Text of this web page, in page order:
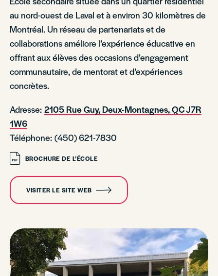
au nord-ouest de Laval et à environ 30 kilomètres de
Montréal. Un réseau de partenariats et de
collaborations améliore l’expérience éducative en
offrant aux élèves des occasions d’engagement
communautaire, de mentorat et d’expériences
concrètes.
Adresse: 2105 Rue Guy, Deux-Montagnes, QC J7R
1W6
Téléphone: (450) 621-7830
BROCHURE DE L’ÉCOLE
VISITER LE SITE WEB